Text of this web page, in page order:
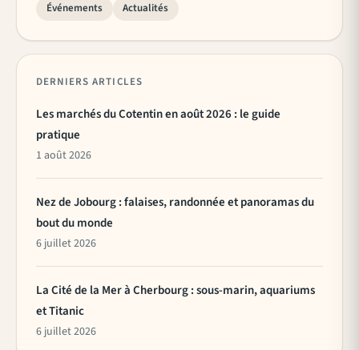
Événements
Actualités
DERNIERS ARTICLES
Les marchés du Cotentin en août 2026 : le guide
pratique
1 août 2026
Nez de Jobourg : falaises, randonnée et panoramas du
bout du monde
6 juillet 2026
La Cité de la Mer à Cherbourg : sous-marin, aquariums
et Titanic
6 juillet 2026